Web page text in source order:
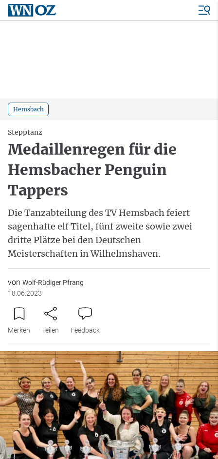
Hemsbach
Stepptanz
Medaillenregen für die
Hemsbacher Penguin
Tappers
Die Tanzabteilung des TV Hemsbach feiert
sagenhafte elf Titel, fünf zweite sowie zwei
dritte Plätze bei den Deutschen
Meisterschaften in Wilhelmshaven.
von Wolf-Rüdiger Pfrang
18.06.2023
Merken Teilen Feedback